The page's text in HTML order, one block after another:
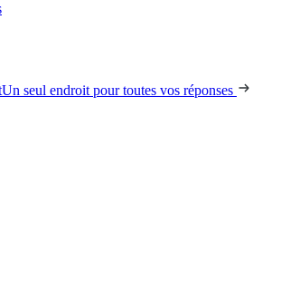
Un seul endroit pour toutes vos réponses